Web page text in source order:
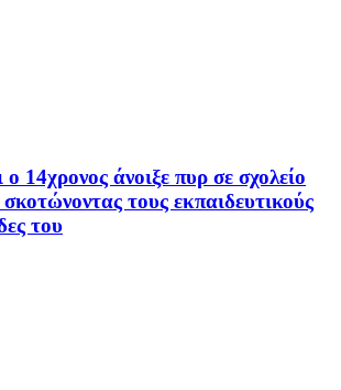
14χρονος άνοιξε πυρ σε σχολείο
τους εκπαιδευτικούς
του